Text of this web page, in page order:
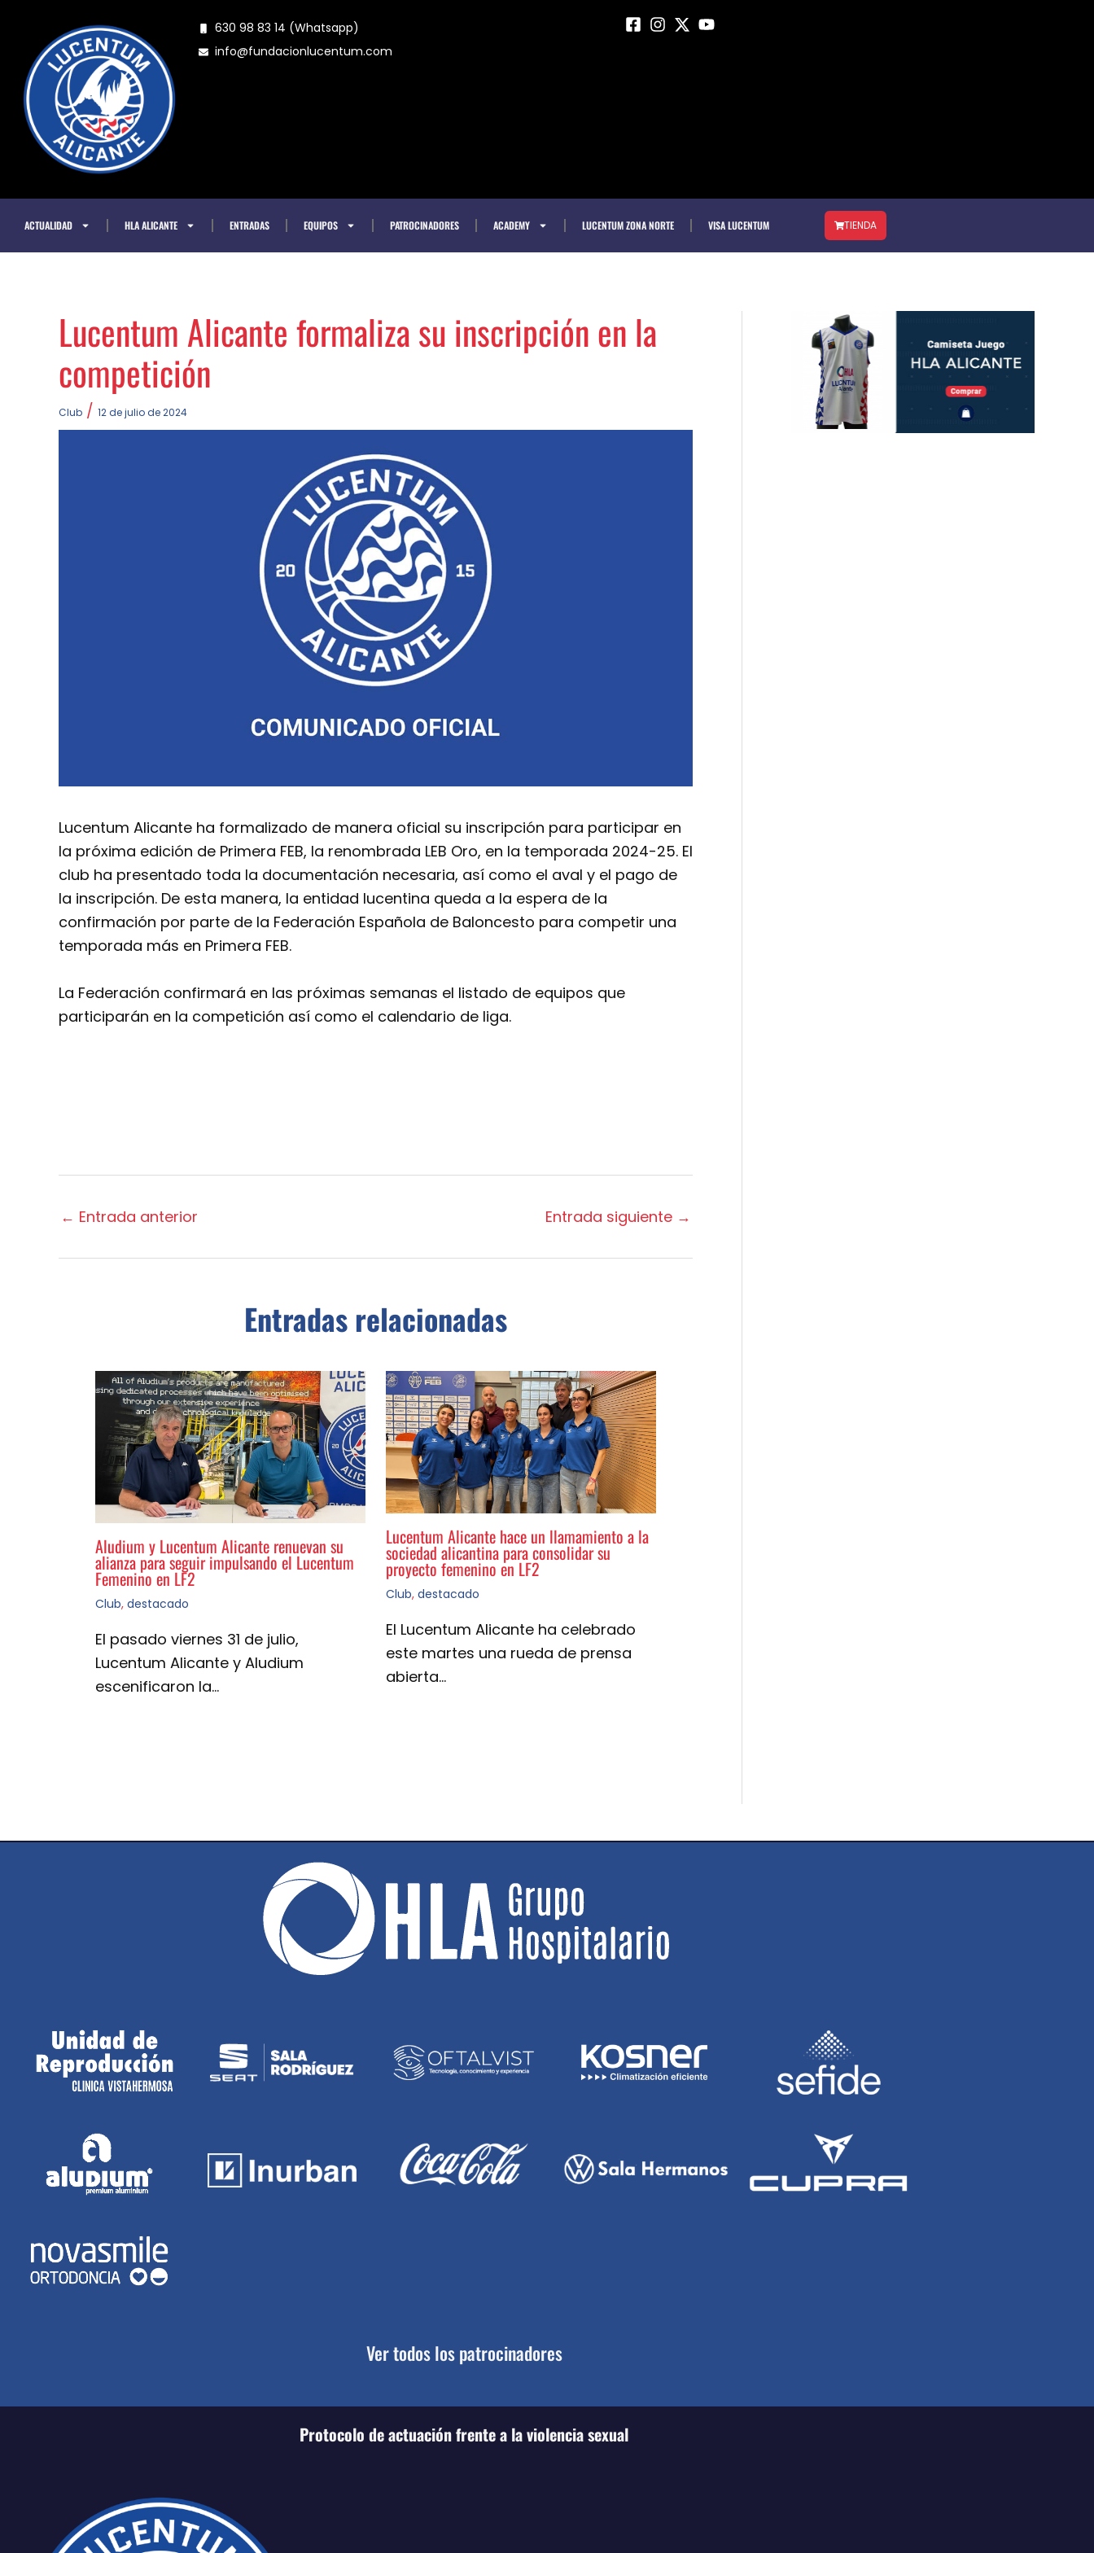
contenido
630 98 83 14 (Whatsapp)
info@fundacionlucentum.com
ACTUALIDAD HLA ALICANTE ENTRADAS EQUIPOS PATROCINADORES ACADEMY LUCENTUM ZONA NORTE VISA LUCENTUM TIENDA
Lucentum Alicante formaliza su inscripción en la
competición
Club / 12 de julio de 2024
Lucentum Alicante ha formalizado de manera oficial su inscripción para participar en
la próxima edición de Primera FEB, la renombrada LEB Oro, en la temporada 2024-25. El
club ha presentado toda la documentación necesaria, así como el aval y el pago de
la inscripción. De esta manera, la entidad lucentina queda a la espera de la
confirmación por parte de la Federación Española de Baloncesto para competir una
temporada más en Primera FEB.
La Federación confirmará en las próximas semanas el listado de equipos que
participarán en la competición así como el calendario de liga.
← Entrada anterior Entrada siguiente →
Entradas relacionadas
Aludium y Lucentum Alicante renuevan su
alianza para seguir impulsando el Lucentum
Femenino en LF2
Club, destacado
El pasado viernes 31 de julio,
Lucentum Alicante y Aludium
escenificaron la…
Lucentum Alicante hace un llamamiento a la
sociedad alicantina para consolidar su
proyecto femenino en LF2
Club, destacado
El Lucentum Alicante ha celebrado
este martes una rueda de prensa
abierta…
Ver todos los patrocinadores
Protocolo de actuación frente a la violencia sexual